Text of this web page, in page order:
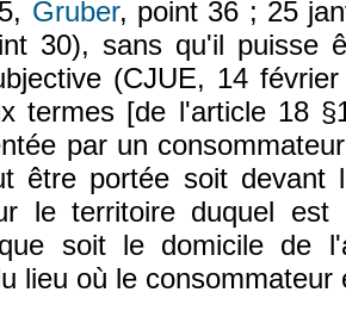
Gruber, point 36 ; 25
30), sans qu'il puisse
(CJUE, 14
termes [de l'article 18
par un
être portée soit devant
le territoire duquel est
soit le domicile de
lieu où le